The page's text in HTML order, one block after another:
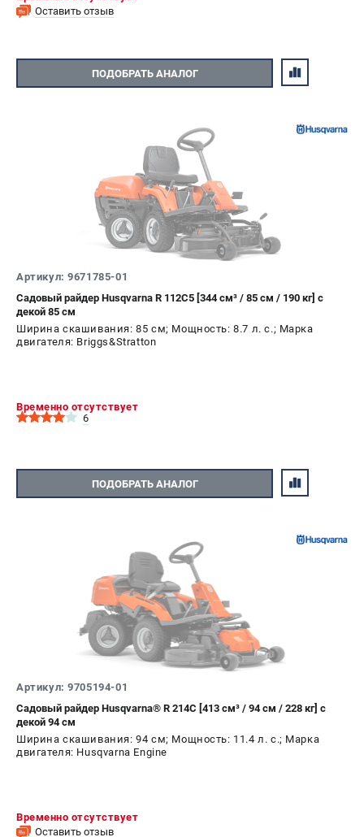
Оставить отзыв
ПОДОБРАТЬ АНАЛОГ
Артикул: 9671785-01
Садовый райдер Husqvarna R 112C5 [344 см³ / 85 см / 190 кг] с
декой 85 см
Ширина скашивания: 85 см; Мощность: 8.7 л. с.; Марка
двигателя: Briggs&Stratton
Временно отсутствует
6
ПОДОБРАТЬ АНАЛОГ
Артикул: 9705194-01
Садовый райдер Husqvarna® R 214C [413 см³ / 94 см / 228 кг] с
декой 94 см
Ширина скашивания: 94 см; Мощность: 11.4 л. с.; Марка
двигателя: Husqvarna Engine
Временно отсутствует
Оставить отзыв